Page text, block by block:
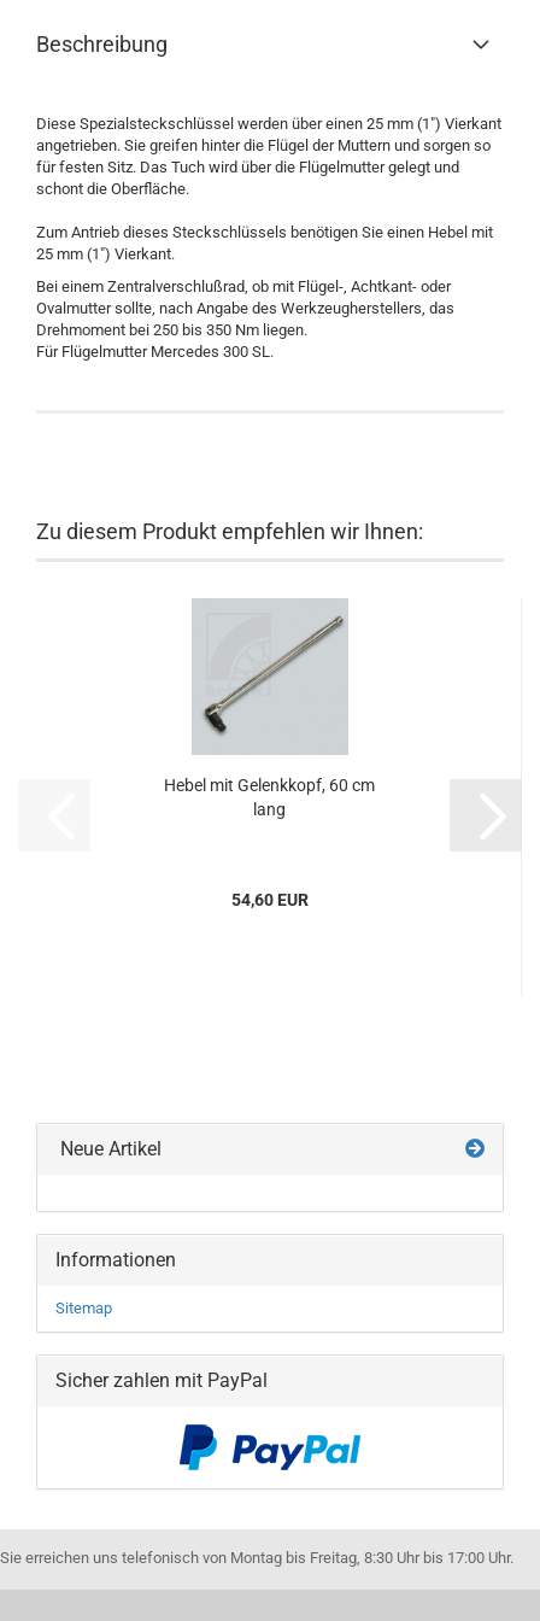
Beschreibung
Diese Spezialsteckschlüssel werden über einen 25 mm (1") Vierkant
angetrieben. Sie greifen hinter die Flügel der Muttern und sorgen so
für festen Sitz. Das Tuch wird über die Flügelmutter gelegt und
schont die Oberfläche.
Zum Antrieb dieses Steckschlüssels benötigen Sie einen Hebel mit
25 mm (1") Vierkant.
Bei einem Zentralverschlußrad, ob mit Flügel-, Achtkant- oder
Ovalmutter sollte, nach Angabe des Werkzeugherstellers, das
Drehmoment bei 250 bis 350 Nm liegen.
Für Flügelmutter Mercedes 300 SL.
Zu diesem Produkt empfehlen wir Ihnen:
Hebel mit Gelenkkopf, 60 cm
lang
54,60 EUR
Neue Artikel
Informationen
Sitemap
Sicher zahlen mit PayPal
Sie erreichen uns telefonisch von Montag bis Freitag, 8:30 Uhr bis 17:00 Uhr.